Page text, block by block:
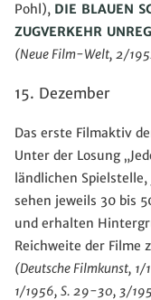
Pohl), DIE BLAUEN
ZUGVERKEHR
(Neue Film-Welt, 2/
15. Dezember
Das erste Filmaktiv
Unter der Losung
ländlichen
sehen jeweils 30 bis
und erhalten
Reichweite der Filme
(Deutsche Filmkunst,
1/1956, S. 29-30, 3/